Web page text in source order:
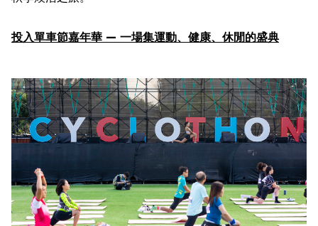
投入單車節嘉年華 — 一場集運動、健康、休閒的盛典